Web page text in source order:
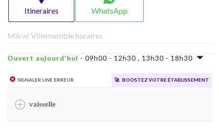
Itineraires WhatsApp
Mikvé Villemomble horaires
Ouvert aujourd'hui - 09h00 - 12h30 , 13h30 - 18h30
Signaler une erreur 🚀 Boostez votre établissement
vaisselle